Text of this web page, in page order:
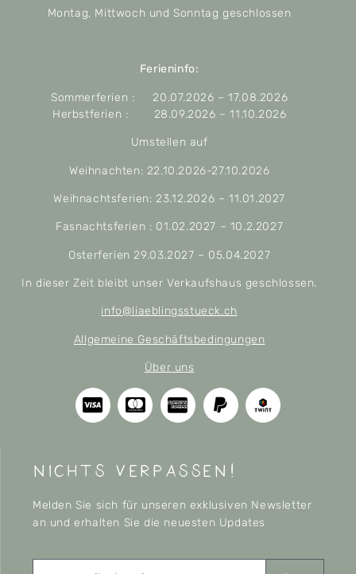
Montag, Mittwoch und Sonntag geschlossen
Ferieninfo:
Sommerferien : 20.07.2026 – 17.08.2026
Herbstferien : 28.09.2026 – 11.10.2026
Umstellen auf
Weihnachten: 22.10.2026-27.10.2026
Weihnachtsferien: 23.12.2026 – 11.01.2027
Fasnachtsferien : 01.02.2027 – 10.2.2027
Osterferien 29.03.2027 – 05.04.2027
In dieser Zeit bleibt unser Verkaufshaus geschlossen.
info@liaeblingsstueck.ch
Allgemeine Geschäftsbedingungen
Über uns
nichts verpassen!
Melden Sie sich für unseren exklusiven Newsletter
an und erhalten Sie die neuesten Updates